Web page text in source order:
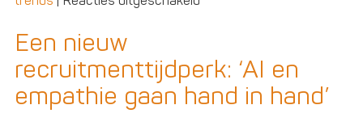
vijf
trends
die
Een nieuw
recruitmenttijdperk: ‘AI en
empathie gaan hand in hand’